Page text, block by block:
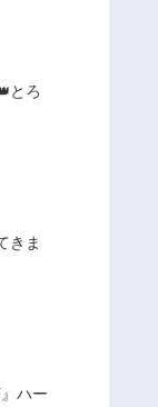
とろ
きま
ハー